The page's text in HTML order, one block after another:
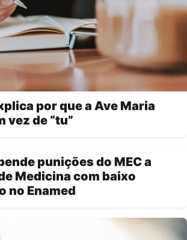
por que a Ave Maria
vez de “tu”
punições do MEC a
Medicina com baixo
no Enamed